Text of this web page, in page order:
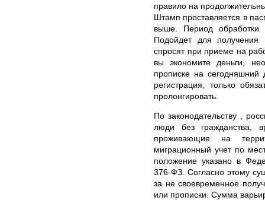
правило на
Штамп проставляется в
выше. Период обработки
Подойдет для получения
спросят при приеме на
вы экономите деньги,
прописке на сегодняшний
регистрация, только
пролонгировать.
По законодательству ,
люди без гражданства,
проживающие на
миграционный учет по
положение указано в
376-ФЗ. Согласно этому
за не своевременное
или прописки. Сумма